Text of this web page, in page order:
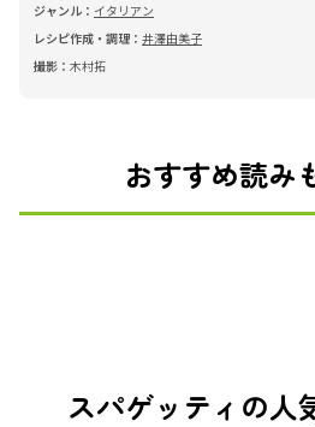
ジャンル： イタリアン
レシピ作成・調理： 井澤由美子
撮影： 木村拓
おすすめ読み
スパゲッティの人